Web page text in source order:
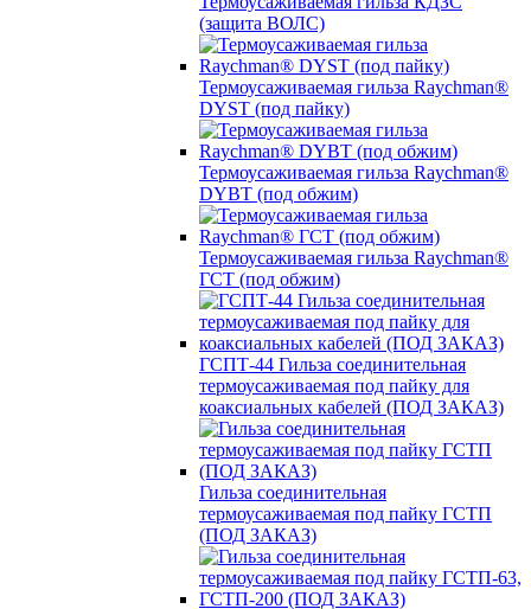
(защита ВОЛС)
Термоусаживаемая гильза Raychman®
DYST (под пайку)
Термоусаживаемая гильза Raychman®
DYBT (под обжим)
Термоусаживаемая гильза Raychman®
ГСТ (под обжим)
ГСПТ-44 Гильза соединительная
термоусаживаемая под пайку для
коаксиальных кабелей (ПОД ЗАКАЗ)
Гильза соединительная
термоусаживаемая под пайку ГСТП
(ПОД ЗАКАЗ)